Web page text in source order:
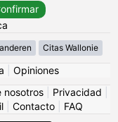
Citas Wallonie
Opiniones
nosotros Privacidad
Contacto FAQ